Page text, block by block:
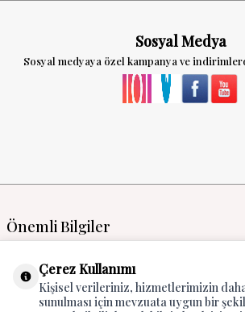
Sosyal Medya
Sosyal medyaya özel kampanya ve
Önemli Bilgiler
Mayo İmalat & Toptan
Global Manufacturer
Çerez Kullanımı
Kişisel verileriniz, hizmetlerimizin
sunulması için mevzuata uygun bir